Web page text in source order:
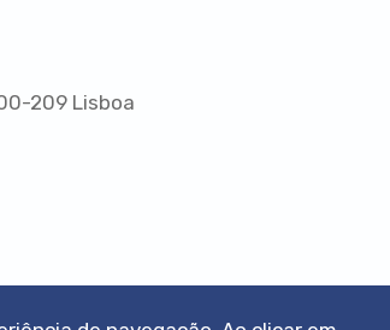
209 Lisboa